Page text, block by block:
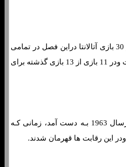
بیش از 2.5 گل در 21 بازی از 30 بازی آتالانتا دراین فصل در تمامی
رقابت ها بـه ثمر رسیده اسـت ودر 11 بازی از 13 بازی گذشته برای
تنها موفقیت بزرگ میزبان درسال 1963 بـه دست آمد، زمانی کـه
این رقابت ها قهرمان شدند.